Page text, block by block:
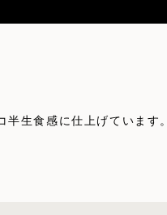
生食感に仕上げています。